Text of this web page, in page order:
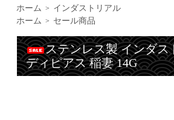
ホーム > インダストリアル
ホーム > セール商品
ステンレス製 インダス
ディピアス 稲妻 14G